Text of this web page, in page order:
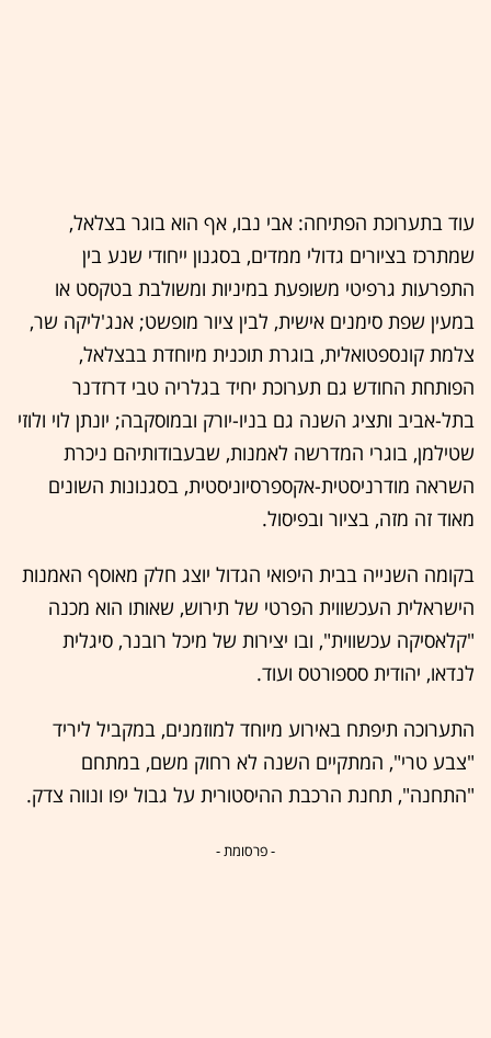
עוד בתערוכת הפתיחה: אבי נבו, אף הוא בוגר בצלאל,
שמתרכז בציורים גדולי ממדים, בסגנון ייחודי שנע בין
התפרעות גרפיטי משופעת במיניות ומשולבת בטקסט או
במעין שפת סימנים אישית, לבין ציור מופשט; אנג'ליקה שר,
צלמת קונספטואלית, בוגרת תוכנית מיוחדת בבצלאל,
הפותחת החודש גם תערוכת יחיד בגלריה טבי דרזדנר
בתל-אביב ותציג השנה גם בניו-יורק ובמוסקבה; יונתן לוי ולוזי
שטילמן, בוגרי המדרשה לאמנות, שבעבודותיהם ניכרת
השראה מודרניסטית-אקספרסיוניסטית, בסגנונות השונים
מאוד זה מזה, בציור ובפיסול.
בקומה השנייה בבית היפואי הגדול יוצג חלק מאוסף האמנות
הישראלית העכשווית הפרטי של תירוש, שאותו הוא מכנה
"קלאסיקה עכשווית", ובו יצירות של מיכל רובנר, סיגלית
לנדאו, יהודית סספורטס ועוד.
התערוכה תיפתח באירוע מיוחד למוזמנים, במקביל ליריד
"צבע טרי", המתקיים השנה לא רחוק משם, במתחם
"התחנה", תחנת הרכבת ההיסטורית על גבול יפו ונווה צדק.
- פרסומת -